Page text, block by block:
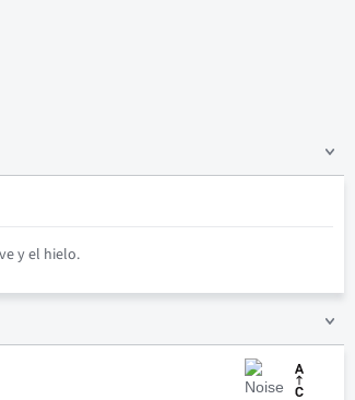
y el hielo.